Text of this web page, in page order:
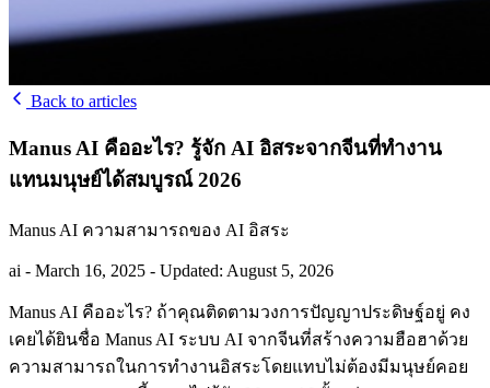
Back to articles
Manus AI คืออะไร? รู้จัก AI อิสระจากจีนที่ทำงาน
แทนมนุษย์ได้สมบูรณ์ 2026
Manus AI ความสามารถของ AI อิสระ
ai - March 16, 2025 - Updated: August 5, 2026
Manus AI คืออะไร? ถ้าคุณติดตามวงการปัญญาประดิษฐ์อยู่ คง
เคยได้ยินชื่อ Manus AI ระบบ AI จากจีนที่สร้างความฮือฮาด้วย
ความสามารถในการทำงานอิสระโดยแทบไม่ต้องมีมนุษย์คอย